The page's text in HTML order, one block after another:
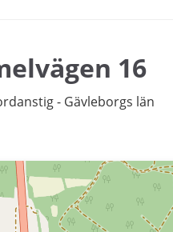
16
- Gävleborgs län